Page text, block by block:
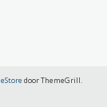
eStore door ThemeGrill.